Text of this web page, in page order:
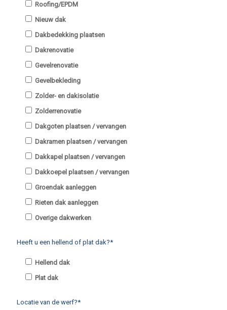
Roofing/EPDM
Nieuw dak
Dakbedekking plaatsen
Dakrenovatie
Gevelrenovatie
Gevelbekleding
Zolder- en dakisolatie
Zolderrenovatie
Dakgoten plaatsen / vervangen
Dakramen plaatsen / vervangen
Dakkapel plaatsen / vervangen
Dakkoepel plaatsen / vervangen
Groendak aanleggen
Rieten dak aanleggen
Overige dakwerken
Heeft u een hellend of plat dak?*
Hellend dak
Plat dak
Locatie van de werf?*